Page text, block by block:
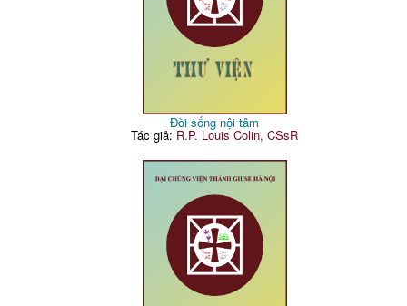
Đời sống nội tâm
Tác giả: R.P. Louis Colin, CSsR